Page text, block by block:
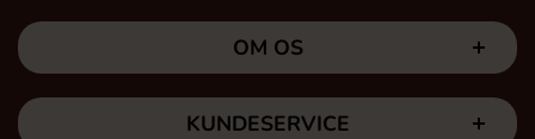
OM OS
KUNDESERVICE